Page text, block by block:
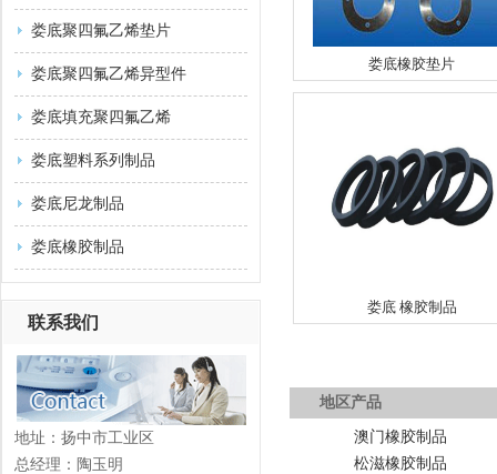
娄底聚四氟乙烯垫片
娄底聚四氟乙烯异型件
娄底填充聚四氟乙烯
娄底塑料系列制品
娄底尼龙制品
娄底橡胶制品
联系我们
地址：扬中市工业区
总经理：陶玉明
娄底橡胶垫片
娄底 橡胶制品
地区产品
澳门橡胶制品
松滋橡胶制品